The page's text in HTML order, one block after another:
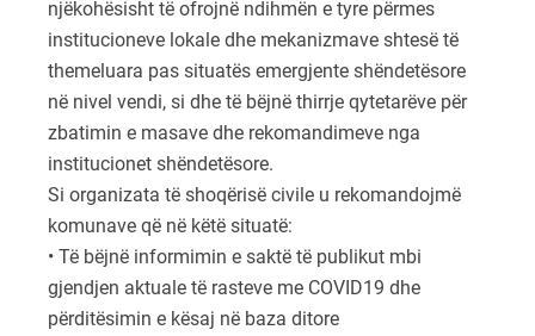
njëkohësisht të ofrojnë ndihmën e tyre përmes
institucioneve lokale dhe mekanizmave shtesë të
themeluara pas situatës emergjente shëndetësore
në nivel vendi, si dhe të bëjnë thirrje qytetarëve për
zbatimin e masave dhe rekomandimeve nga
institucionet shëndetësore.
Si organizata të shoqërisë civile u rekomandojmë
komunave që në këtë situatë:
• Të bëjnë informimin e saktë të publikut mbi
gjendjen aktuale të rasteve me COVID19 dhe
përditësimin e kësaj në baza ditore